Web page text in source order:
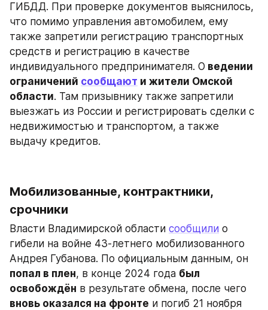
ГИБДД. При проверке документов выяснилось,
что помимо управления автомобилем, ему
также запретили регистрацию транспортных
средств и регистрацию в качестве
индивидуального предпринимателя. О ведении
ограничений сообщают и жители Омской
области. Там призывнику также запретили
выезжать из России и регистрировать сделки с
недвижимостью и транспортом, а также
выдачу кредитов.
Мобилизованные, контрактники,
срочники
Власти Владимирской области сообщили о
гибели на войне 43-летнего мобилизованного
попал в плен, в конце 2024 года был
освобождён
вновь оказался на фронте и погиб 21 ноября